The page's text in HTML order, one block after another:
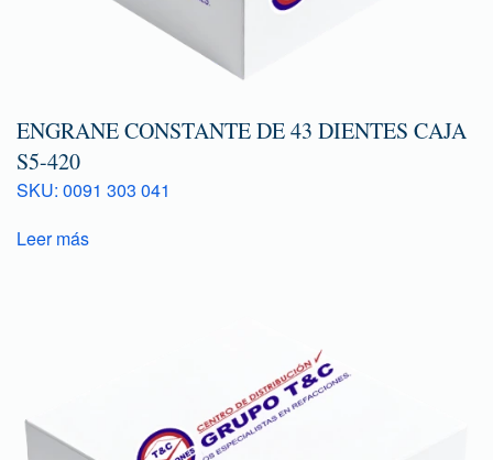
ENGRANE CONSTANTE DE 43 DIENTES CAJA
S5-420
SKU: 0091 303 041
Leer más